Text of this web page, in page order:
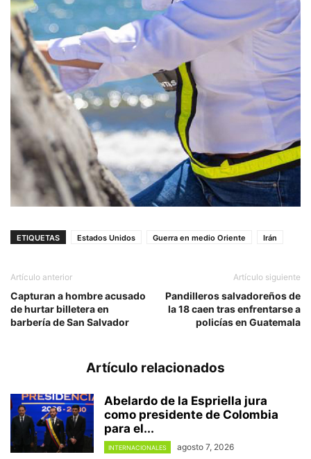
ETIQUETAS Estados Unidos Guerra en medio Oriente Irán
Artículo anterior
Capturan a hombre acusado
de hurtar billetera en
barbería de San Salvador
Artículo siguiente
Pandilleros salvadoreños de
la 18 caen tras enfrentarse a
policías en Guatemala
Artículo relacionados
Abelardo de la Espriella jura
como presidente de Colombia
para el...
INTERNACIONALES agosto 7, 2026